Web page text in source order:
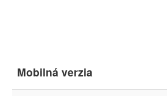
Mobilná verzia